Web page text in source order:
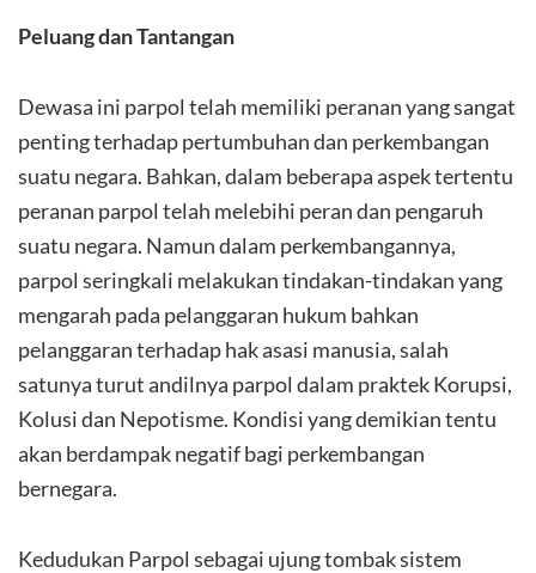
Peluang dan Tantangan
Dewasa ini parpol telah memiliki peranan yang sangat
penting terhadap pertumbuhan dan perkembangan
suatu negara. Bahkan, dalam beberapa aspek tertentu
peranan parpol telah melebihi peran dan pengaruh
suatu negara. Namun dalam perkembangannya,
parpol seringkali melakukan tindakan-tindakan yang
mengarah pada pelanggaran hukum bahkan
pelanggaran terhadap hak asasi manusia, salah
satunya turut andilnya parpol dalam praktek Korupsi,
Kolusi dan Nepotisme. Kondisi yang demikian tentu
akan berdampak negatif bagi perkembangan
bernegara.
Kedudukan Parpol sebagai ujung tombak sistem